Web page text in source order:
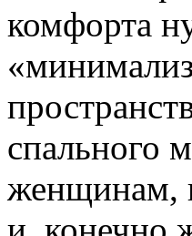
комфорта
спального
женщинам,